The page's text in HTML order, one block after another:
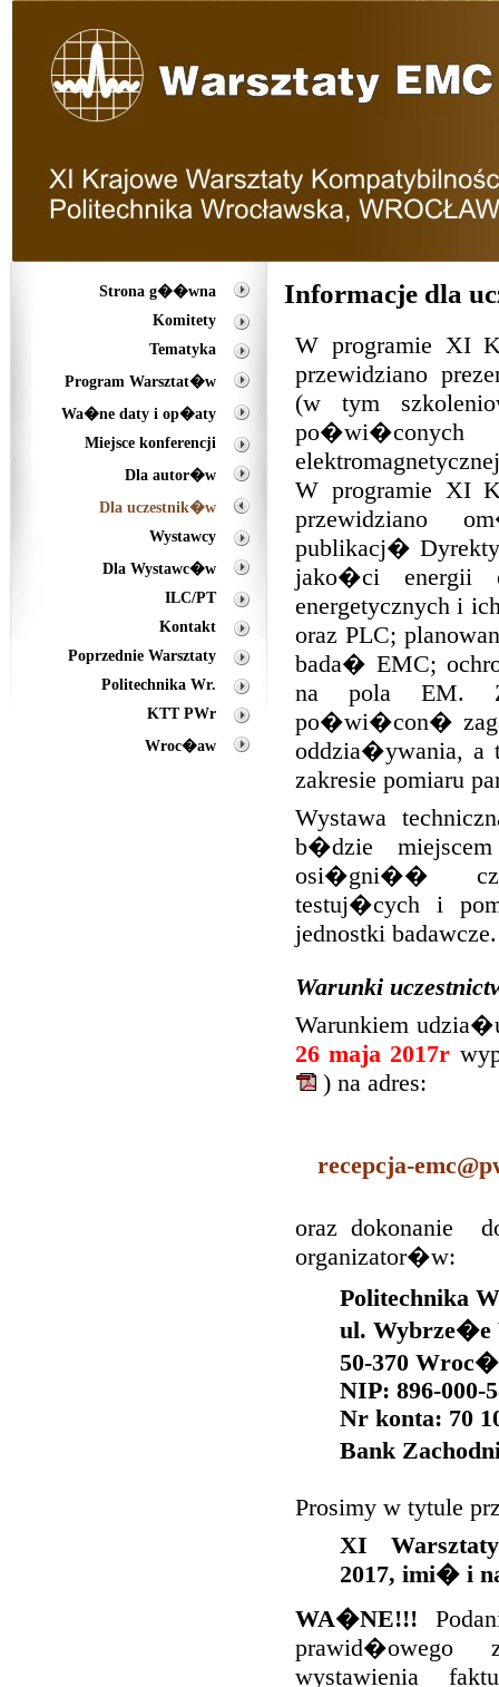
Strona g��wna
Komitety
Tematyka
Program Warsztat�w
Wa�ne daty i op�aty
Miejsce konferencji
Dla autor�w
Dla uczestnik�w
Wystawcy
Dla Wystawc�w
ILC/PT
Kontakt
Poprzednie Warsztaty
Politechnika Wr.
KTT PWr
Wroc�aw
Informacje dla
W programie XI
przewidziano
(w tym
W programie XI
przewidziano
publikacj�
jako�ci energii
energetycznych i
oraz PLC;
bada� EMC;
na pola EM.
po�wi�con�
oddzia�ywania, a
zakresie pomiaru
Wystawa
b�dzie
osi�gni��
testuj�cych i
jednostki badawcze.
Warunki
Warunkiem
26 maja 2017r
) na adres:
recepcja-
oraz
organizator�w:
Politechnika
ul. Wybrze�e
50-370
NIP: 896-000-
Nr konta: 70
Bank
Prosimy w tytule
XI
2017, imi� i
WA�NE!!!
wystawienia